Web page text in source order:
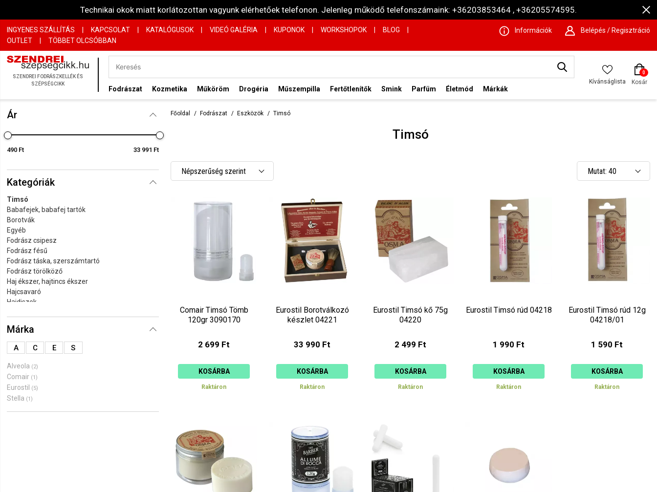
Technikai okok miatt korlátozottan vagyunk elérhetőek telefonon. Jelenleg működő telefonszámaink: +36203853464 , +36205574595.
INGYENES SZÁLLÍTÁS KAPCSOLAT KATALÓGUSOK VIDEÓ GALÉRIA KUPONOK WORKSHOPOK BLOG
OUTLET
| TÖBBET OLCSÓBBAN
Információk Belépés / Regisztráció
SZENDREI FODRÁSZKELLÉK ÉS
SZÉPSÉGCIKK
Fodrászat Kozmetika Műköröm Drogéria Műszempilla Fertőtlenítők Smink Parfüm Életmód Márkák
Kívánságlista
0
Kosár
Ár
490 Ft 33 991 Ft
Kategóriák
Timsó
Babafejek, babafej tartók
Borotvák
Egyéb
Fodrász csipesz
Fodrász fésű
Fodrász táska, szerszámtartó
Fodrász törölköző
Haj ékszer, hajtincs ékszer
Hajcsavaró
Hajdiszek
Hajhálók, hajgumik, zuhanysapkák
Hajkefe
Hajszárító tartó
Hajvágó olló, ritkító olló
Kendők, kötények
Kontyalátét
Kontygumi
Márka
A C E S
Alveola (2)
Comair (1)
Eurostil (5)
Stella (1)
Főoldal Fodrászat Eszközök Timsó
Timsó
Népszerűség szerint
Név szerint növekvő
Ár szerint csökkenő
Ár szerint növekvő
Mutat: 40
Mutat: 160
Comair Timsó Tömb
120gr 3090170
2 699 Ft
KOSÁRBA
Raktáron
Eurostil Borotválkozó
készlet 04221
33 990 Ft
KOSÁRBA
Raktáron
Eurostil Timsó kő 75g
04220
2 499 Ft
KOSÁRBA
Raktáron
Eurostil Timsó rúd 04218
1 990 Ft
KOSÁRBA
Raktáron
Eurostil Timsó rúd 12g
04218/01
1 590 Ft
KOSÁRBA
Raktáron